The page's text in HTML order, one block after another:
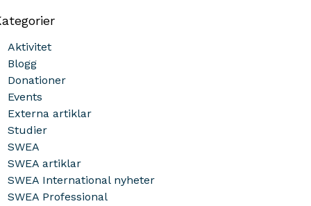
Aktivitet
Blogg
Donationer
Events
Externa artiklar
Studier
SWEA
SWEA artiklar
SWEA International nyheter
SWEA Professional